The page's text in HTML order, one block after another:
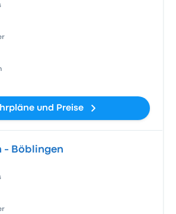
und Preise
- Böblingen